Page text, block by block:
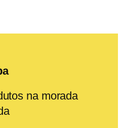
na morada